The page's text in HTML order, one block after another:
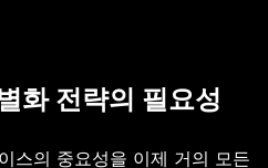
화 전략의 필요성
스의 중요성을 이제 거의 모든